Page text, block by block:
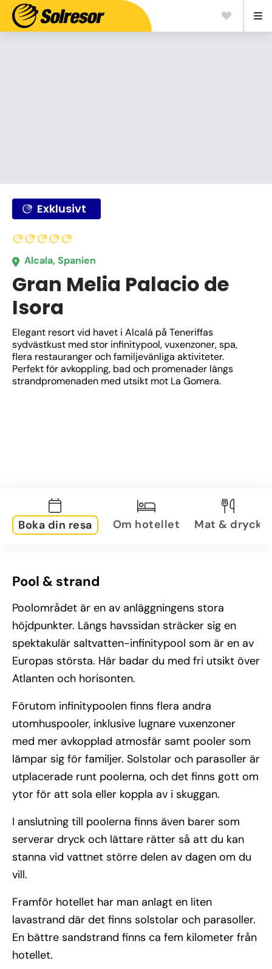
Exklusivt
Alcala, Spanien
Gran Melia Palacio de
Isora
Elegant resort vid havet i Alcalá på Teneriffas
sydvästkust med stor infinitypool, vuxenzoner, spa,
flera restauranger och familjevänliga aktiviteter.
Perfekt för avkoppling, bad och promenader längs
strandpromenaden med utsikt mot La Gomera.
Boka din resa Om hotellet Mat & dryck
Pool & strand
Poolområdet är en av anläggningens stora
höjdpunkter. Längs havssidan sträcker sig en
spektakulär saltvatten-infinitypool som är en av
Europas största. Här badar du med fri utsikt över
Atlanten och horisonten.
Förutom infinitypoolen finns flera andra
utomhuspooler, inklusive lugnare vuxenzoner
med mer avkopplad atmosfär samt pooler som
lämpar sig för familjer. Solstolar och parasoller är
utplacerade runt poolerna, och det finns gott om
ytor för att sola eller koppla av i skuggan.
I anslutning till poolerna finns även barer som
serverar dryck och lättare rätter så att du kan
stanna vid vattnet större delen av dagen om du
vill.
Framför hotellet har man anlagt en liten
lavastrand där det finns solstolar och parasoller.
En bättre sandstrand finns ca fem kilometer från
hotellet.